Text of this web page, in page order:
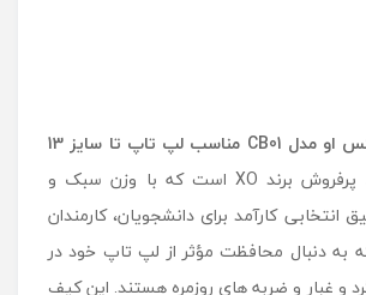
ل
C
0
1
او مدل CB01
مناسب لپ تاپ تا سایز 13
از مدل های پرفروش برند XO است که با وزن سبک و
انتخابی کارآمد برای دانشجویان، کارمندان
به دنبال محافظت مؤثر از لپ تاپ خود در
و غبار و ضربه های روزمره هستند. این کیف